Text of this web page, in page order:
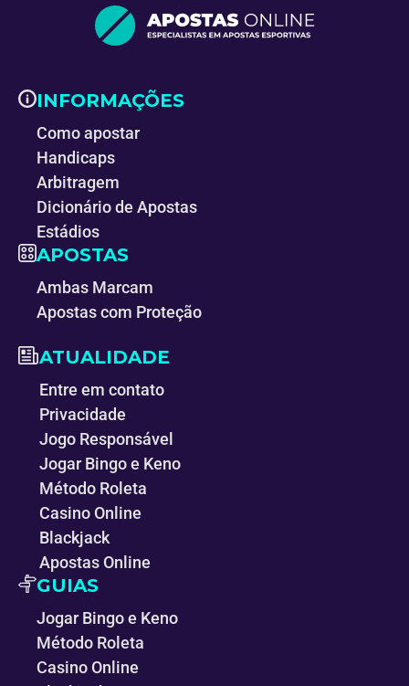
INFORMAÇÕES
Como apostar
Handicaps
Arbitragem
Dicionário de Apostas
Estádios
APOSTAS
Ambas Marcam
Apostas com Proteção
ATUALIDADE
Entre em contato
Privacidade
Jogo Responsável
Jogar Bingo e Keno
Método Roleta
Casino Online
Blackjack
Apostas Online
GUIAS
Jogar Bingo e Keno
Método Roleta
Casino Online